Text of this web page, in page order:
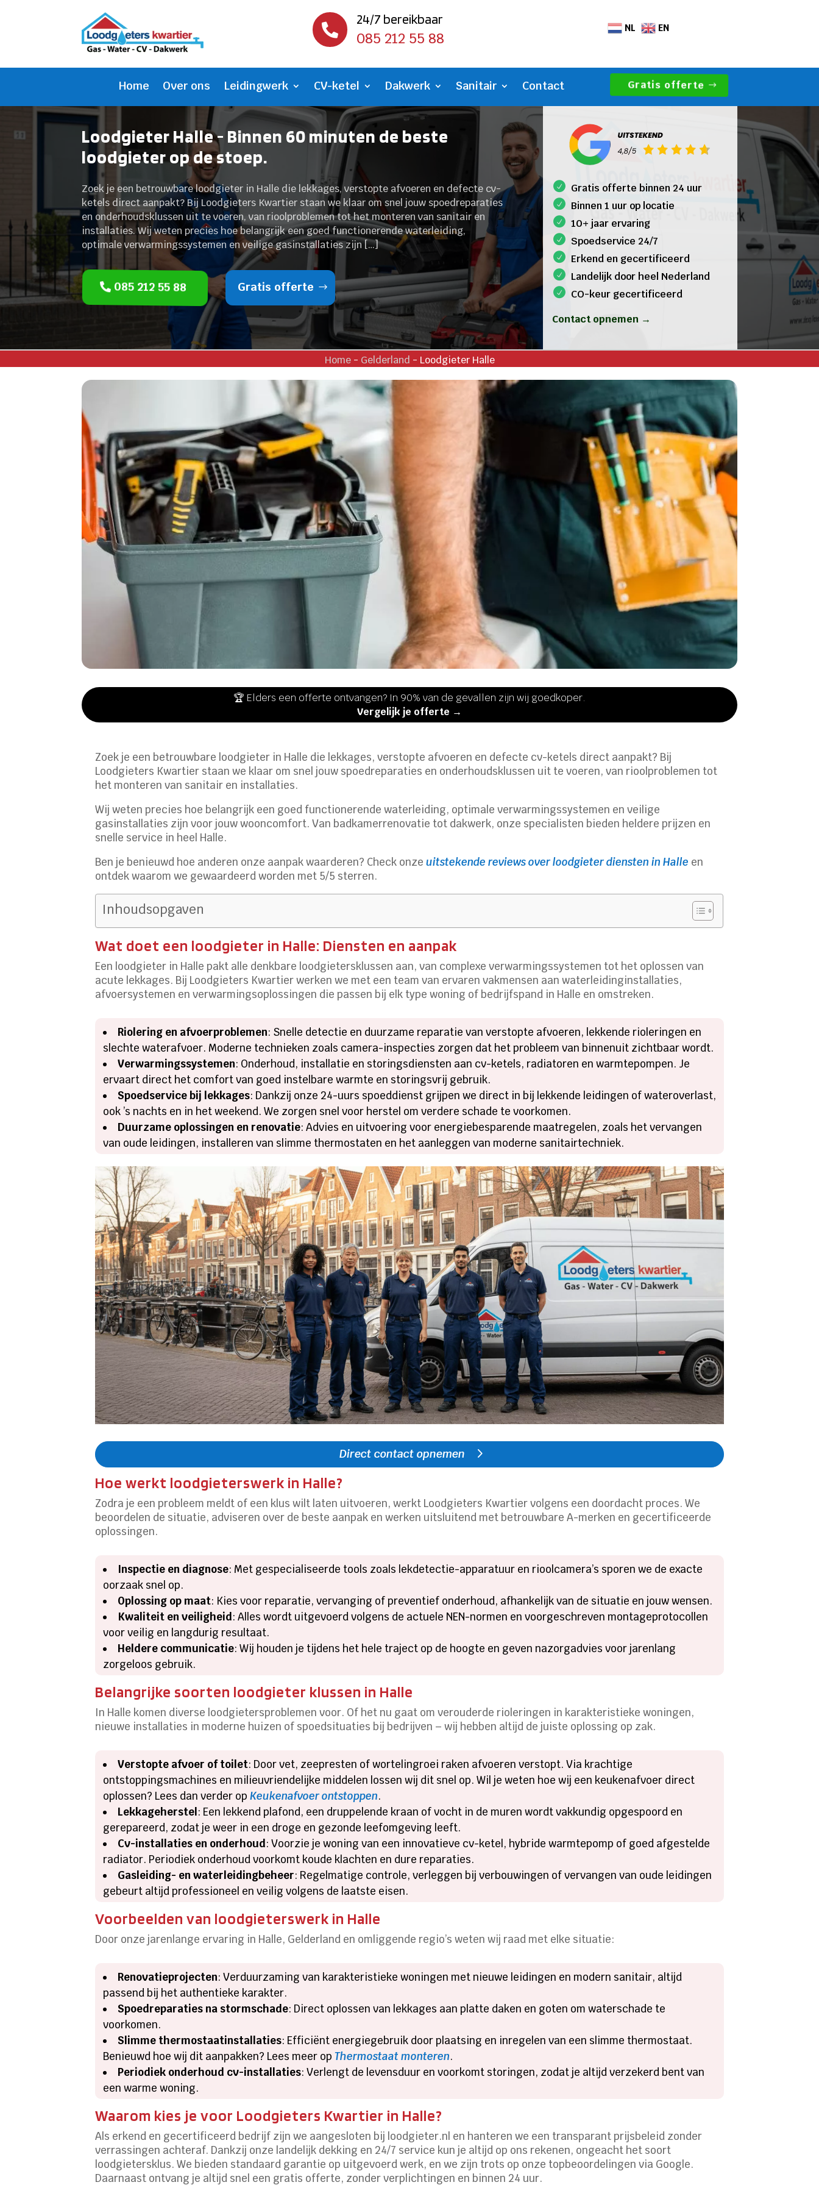

24/7 bereikbaar
085 212 55 88
NL EN
Home Over ons Leidingwerk CV-ketel Dakwerk Sanitair Contact Gratis offerte
Loodgieter Halle - Binnen 60 minuten de beste
loodgieter op de stoep.
Zoek je een betrouwbare loodgieter in Halle die lekkages, verstopte afvoeren en defecte cv-
ketels direct aanpakt? Bij Loodgieters Kwartier staan we klaar om snel jouw spoedreparaties
en onderhoudsklussen uit te voeren, van rioolproblemen tot het monteren van sanitair en
installaties. Wij weten precies hoe belangrijk een goed functionerende waterleiding,
optimale verwarmingssystemen en veilige gasinstallaties zijn […]
085 212 55 88 Gratis offerte
Gratis offerte binnen 24 uur
Binnen 1 uur op locatie
10+ jaar ervaring
Spoedservice 24/7
Erkend en gecertificeerd
Landelijk door heel Nederland
CO-keur gecertificeerd
Contact opnemen →
Home- Gelderland - Loodgieter Halle
🏆 Elders een offerte ontvangen? In 90% van de gevallen zijn wij goedkoper.
Vergelijk je offerte →
Zoek je een betrouwbare loodgieter in Halle die lekkages, verstopte afvoeren en defecte cv-ketels direct aanpakt? Bij
Loodgieters Kwartier staan we klaar om snel jouw spoedreparaties en onderhoudsklussen uit te voeren, van rioolproblemen tot
het monteren van sanitair en installaties.
Wij weten precies hoe belangrijk een goed functionerende waterleiding, optimale verwarmingssystemen en veilige
gasinstallaties zijn voor jouw wooncomfort. Van badkamerrenovatie tot dakwerk, onze specialisten bieden heldere prijzen en
snelle service in heel Halle.
Ben je benieuwd hoe anderen onze aanpak waarderen? Check onzeuitstekende reviews over loodgieter diensten in Halle en
ontdek waarom we gewaardeerd worden met 5/5 sterren.
Inhoudsopgaven
Wat doet een loodgieter in Halle: Diensten en aanpak
Een loodgieter in Halle pakt alle denkbare loodgietersklussen aan, van complexe verwarmingssystemen tot het oplossen van
acute lekkages. Bij Loodgieters Kwartier werken we met een team van ervaren vakmensen aan waterleidinginstallaties,
afvoersystemen en verwarmingsoplossingen die passen bij elk type woning of bedrijfspand in Halle en omstreken.
Riolering en afvoerproblemen: Snelle detectie en duurzame reparatie van verstopte afvoeren, lekkende rioleringen en
slechte waterafvoer. Moderne technieken zoals camera-inspecties zorgen dat het probleem van binnenuit zichtbaar wordt.
Verwarmingssystemen: Onderhoud, installatie en storingsdiensten aan cv-ketels, radiatoren en warmtepompen. Je
ervaart direct het comfort van goed instelbare warmte en storingsvrij gebruik.
Spoedservice bij lekkages: Dankzij onze 24-uurs spoeddienst grijpen we direct in bij lekkende leidingen of wateroverlast,
ook ’s nachts en in het weekend. We zorgen snel voor herstel om verdere schade te voorkomen.
Duurzame oplossingen en renovatie: Advies en uitvoering voor energiebesparende maatregelen, zoals het vervangen
van oude leidingen, installeren van slimme thermostaten en het aanleggen van moderne sanitairtechniek.
Direct contact opnemen
Hoe werkt loodgieterswerk in Halle?
Zodra je een probleem meldt of een klus wilt laten uitvoeren, werkt Loodgieters Kwartier volgens een doordacht proces. We
beoordelen de situatie, adviseren over de beste aanpak en werken uitsluitend met betrouwbare A-merken en gecertificeerde
oplossingen.
Inspectie en diagnose: Met gespecialiseerde tools zoals lekdetectie-apparatuur en rioolcamera’s sporen we de exacte
oorzaak snel op.
Oplossing op maat: Kies voor reparatie, vervanging of preventief onderhoud, afhankelijk van de situatie en jouw wensen.
Kwaliteit en veiligheid: Alles wordt uitgevoerd volgens de actuele NEN-normen en voorgeschreven montageprotocollen
voor veilig en langdurig resultaat.
Heldere communicatie: Wij houden je tijdens het hele traject op de hoogte en geven nazorgadvies voor jarenlang
zorgeloos gebruik.
Belangrijke soorten loodgieter klussen in Halle
In Halle komen diverse loodgietersproblemen voor. Of het nu gaat om verouderde rioleringen in karakteristieke woningen,
nieuwe installaties in moderne huizen of spoedsituaties bij bedrijven – wij hebben altijd de juiste oplossing op zak.
Verstopte afvoer of toilet: Door vet, zeepresten of wortelingroei raken afvoeren verstopt. Via krachtige
ontstoppingsmachines en milieuvriendelijke middelen lossen wij dit snel op. Wil je weten hoe wij een keukenafvoer direct
oplossen? Lees dan verder opKeukenafvoer ontstoppen.
Lekkageherstel : Een lekkend plafond, een druppelende kraan of vocht in de muren wordt vakkundig opgespoord en
gerepareerd, zodat je weer in een droge en gezonde leefomgeving leeft.
Cv-installaties en onderhoud: Voorzie je woning van een innovatieve cv-ketel, hybride warmtepomp of goed afgestelde
radiator. Periodiek onderhoud voorkomt koude klachten en dure reparaties.
Gasleiding- en waterleidingbeheer: Regelmatige controle, verleggen bij verbouwingen of vervangen van oude leidingen
gebeurt altijd professioneel en veilig volgens de laatste eisen.
Voorbeelden van loodgieterswerk in Halle
Door onze jarenlange ervaring in Halle, Gelderland en omliggende regio’s weten wij raad met elke situatie:
Renovatieprojecten: Verduurzaming van karakteristieke woningen met nieuwe leidingen en modern sanitair, altijd
passend bij het authentieke karakter.
Spoedreparaties na stormschade: Direct oplossen van lekkages aan platte daken en goten om waterschade te
voorkomen.
Slimme thermostaatinstallaties: Efficiënt energiegebruik door plaatsing en inregelen van een slimme thermostaat.
Benieuwd hoe wij dit aanpakken? Lees meer opThermostaat monteren.
Periodiek onderhoud cv-installaties: Verlengt de levensduur en voorkomt storingen, zodat je altijd verzekerd bent van
een warme woning.
Waarom kies je voor Loodgieters Kwartier in Halle?
Als erkend en gecertificeerd bedrijf zijn we aangesloten bij loodgieter.nl en hanteren we een transparant prijsbeleid zonder
verrassingen achteraf. Dankzij onze landelijk dekking en 24/7 service kun je altijd op ons rekenen, ongeacht het soort
loodgietersklus. We bieden standaard garantie op uitgevoerd werk, en we zijn trots op onze topbeoordelingen via Google.
Daarnaast ontvang je altijd snel een gratis offerte, zonder verplichtingen en binnen 24 uur.